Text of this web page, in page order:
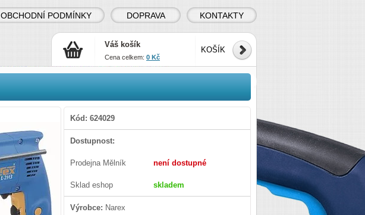
Kód: 624029
Dostupnost:
Prodejna Mělník není dostupné
Sklad eshop skladem
Výrobce: Narex
OBCHODNÍ PODMÍNKY DOPRAVA KONTAKTY
KOŠÍK
Váš košík
Cena celkem: 0 Kč